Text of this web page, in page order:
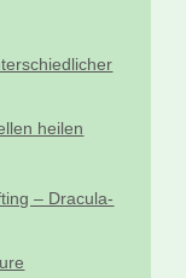
heilen
– Dracula-